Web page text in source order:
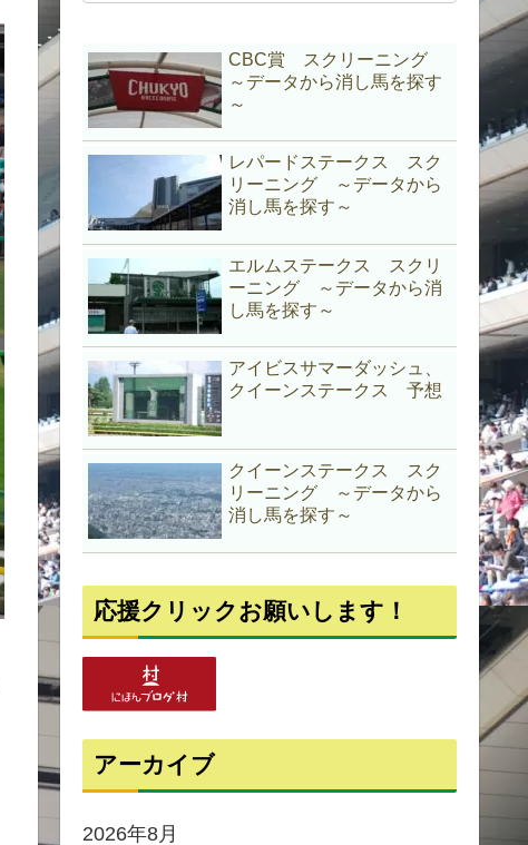
CBC賞 スクリーニング
～データから消し馬を探す
～
レパードステークス スク
リーニング ～データから
消し馬を探す～
エルムステークス スクリ
ーニング ～データから消
し馬を探す～
アイビスサマーダッシュ、
クイーンステークス 予想
クイーンステークス スク
リーニング ～データから
消し馬を探す～
応援クリックお願いします！
アーカイブ
2026年8月